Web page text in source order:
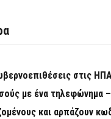
στις
με ένα τηλεφώνημα
και αρπάζουν